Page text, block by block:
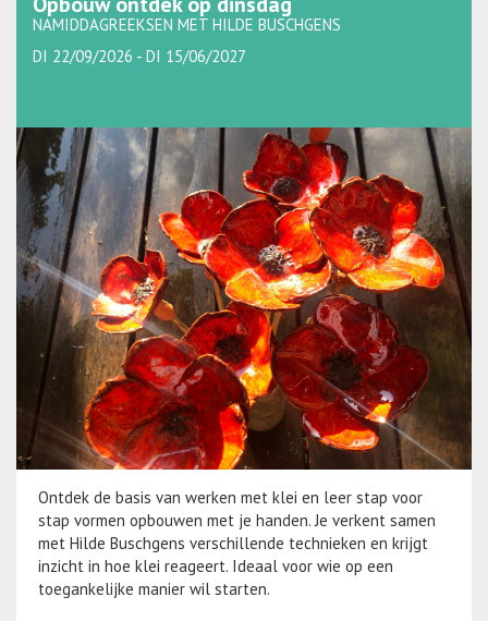
NAMIDDAGREEKSEN MET HILDE BUSCHGENS
DI 22/09/2026 - DI 15/06/2027
Ontdek de basis van werken met klei en leer stap voor
stap vormen opbouwen met je handen. Je verkent samen
met Hilde Buschgens verschillende technieken en krijgt
inzicht in hoe klei reageert. Ideaal voor wie op een
toegankelijke manier wil starten.